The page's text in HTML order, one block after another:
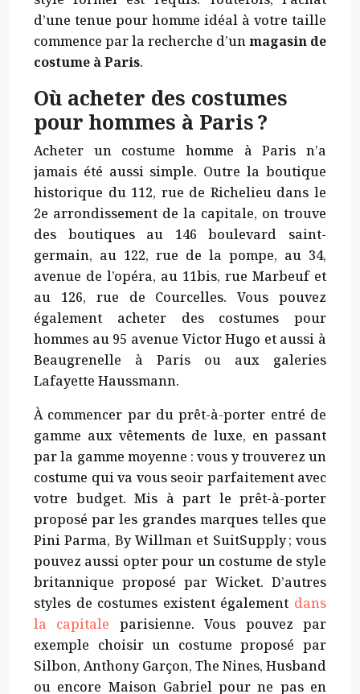
d’une tenue pour homme idéal à votre taille
commence par la recherche d’unmagasin de
costume à Paris.
Où acheter des costumes
pour hommes à Paris ?
Acheter un costume homme à Paris n’a
jamais été aussi simple. Outre la boutique
historique du 112, rue de Richelieu dans le
2e arrondissement de la capitale, on trouve
des boutiques au 146 boulevard saint-
germain, au 122, rue de la pompe, au 34,
avenue de l’opéra, au 11bis, rue Marbeuf et
au 126, rue de Courcelles. Vous pouvez
également acheter des costumes pour
hommes au 95 avenue Victor Hugo et aussi à
Beaugrenelle à Paris ou aux galeries
Lafayette Haussmann.
À commencer par du prêt-à-porter entré de
gamme aux vêtements de luxe, en passant
par la gamme moyenne : vous y trouverez un
costume qui va vous seoir parfaitement avec
votre budget. Mis à part le prêt-à-porter
proposé par les grandes marques telles que
Pini Parma, By Willman et SuitSupply ; vous
pouvez aussi opter pour un costume de style
britannique proposé par Wicket. D’autres
styles de costumes existent également dans
la capitale parisienne. Vous pouvez par
exemple choisir un costume proposé par
Silbon, Anthony Garçon, The Nines, Husband
ou encore Maison Gabriel pour ne pas en